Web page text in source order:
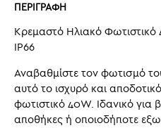
ΠΕΡΙΓΡΑΦΗ
Κρεμαστό Ηλιακό Φωτιστικό
IP66
Αναβαθμίστε τον φωτισμό
αυτό το ισχυρό και
φωτιστικό 40W. Ιδανικό για
αποθήκες ή οποιοδήποτε